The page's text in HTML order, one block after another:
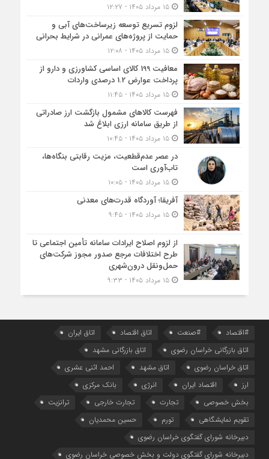
۱۵ مرداد ۱۴۰۵ - ۱۲:۲۷
لزوم تسریع توسعه زیرساخت‌های آبی و
حمایت از پروژه‌های عمرانی در شرایط بحرانی
۱۵ مرداد ۱۴۰۵ - ۱۲:۰۸
معافیت 199 کالای اساسی کشاورزی و دارو از
پرداخت عوارض 1.2 درصدی واردات
۱۵ مرداد ۱۴۰۵ - ۱۱:۴۵
فهرست کالاهای مشمول بازگشت ارز صادراتی
از طریق سامانه ارزی ابلاغ شد
۱۵ مرداد ۱۴۰۵ - ۱۰:۴۵
در عصر عدم‌قطعیت، مزیت رقابتی بنگاه‌ها،
تاب‌آوری است
۱۵ مرداد ۱۴۰۵ - ۱۰:۰۵
آفریقا؛ آوردگاه قدرت‌های معدنی
۱۵ مرداد ۱۴۰۵ - ۹:۴۵
از لزوم اصلاح ایرادات سامانه تأمین اجتماعی تا
طرح اختلافات مرجع صدور مجوز شرکت‌های
حمل‌ونقل درون‌شهری
۱۵ مرداد ۱۴۰۵ - ۹:۳۳
#اقتصاد #صنعت اتاق اقتصاد
اتاق ایران
اتاق بازرگانی خراسان رضوی
اتاق بازرگانی مشهد
اتاق خراسان رضوی
اتاق مشهد
احمد اثنی عشری
ارز
اقتصاد ایران انرژی
بانک مرکزی
بخش خصوصی
تجارت تجارت خارجی
ترانزیت
تقویم نمایشگاهی
تورم
حسین محمدیان
دبیرخانه شورای گفتگوی خراسان رضوی
دبیرخانه شورای گفتگوی دولت و بخش خصوصی خراسان رضوی